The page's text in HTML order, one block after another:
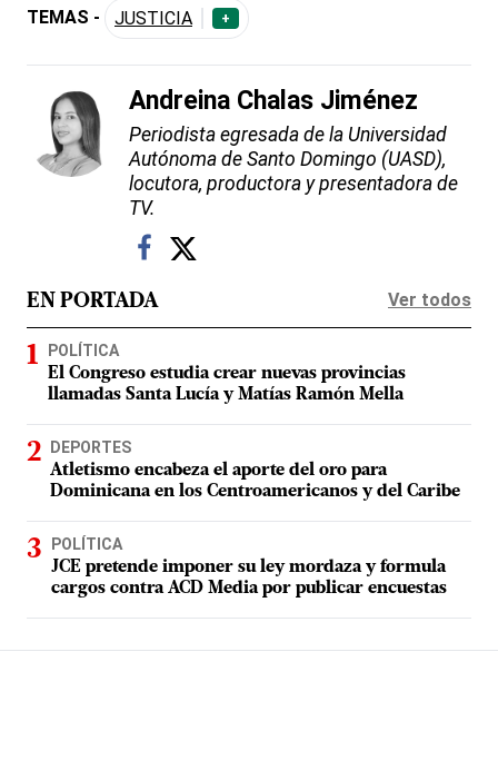
TEMAS - JUSTICIA +
Andreina Chalas Jiménez
Periodista egresada de la Universidad
Autónoma de Santo Domingo (UASD),
locutora, productora y presentadora de
TV.
EN PORTADA Ver todos
POLÍTICA
El Congreso estudia crear nuevas provincias
llamadas Santa Lucía y Matías Ramón Mella
DEPORTES
Atletismo encabeza el aporte del oro para
Dominicana en los Centroamericanos y del Caribe
POLÍTICA
JCE pretende imponer su ley mordaza y formula
cargos contra ACD Media por publicar encuestas